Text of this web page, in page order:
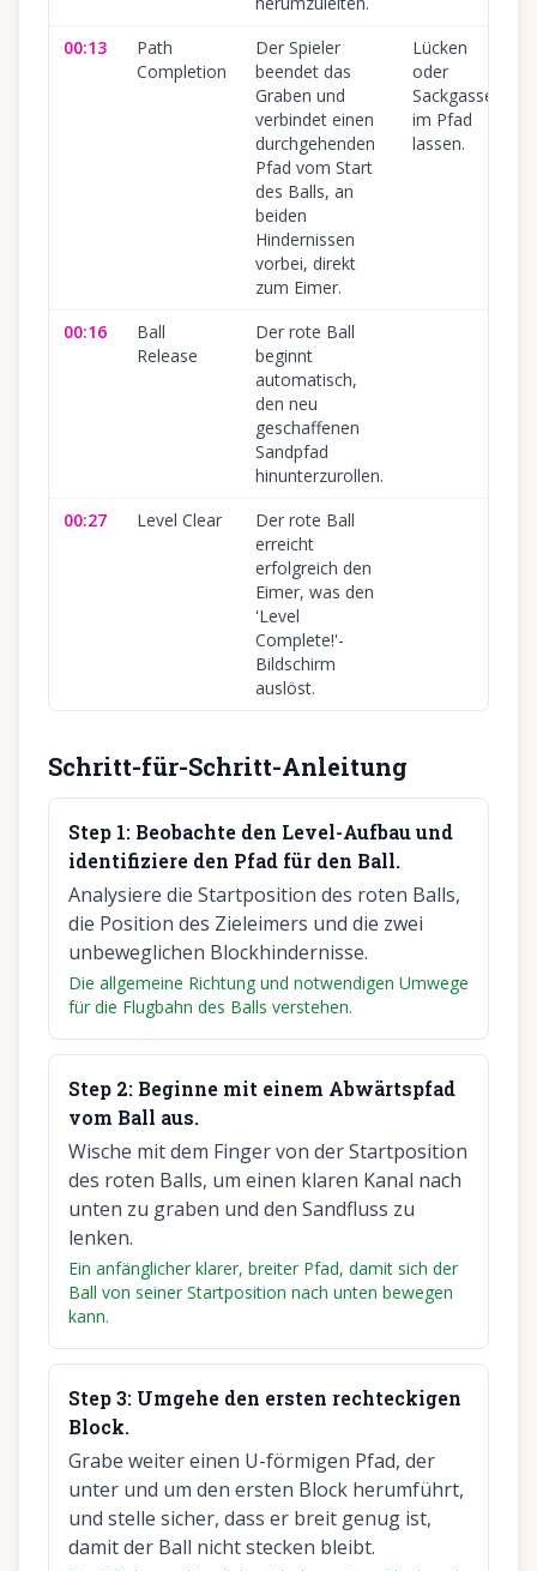
00:13
Path
Completion
Der Spieler
beendet das
Graben und
verbindet einen
durchgehenden
Pfad vom Start
des Balls, an
beiden
Hindernissen
vorbei, direkt
zum Eimer.
Lücken
oder
Sackgassen
im Pfad
lassen.
00:16
Ball
Release
Der rote Ball
beginnt
automatisch,
den neu
geschaffenen
Sandpfad
hinunterzurollen.
00:27 Level Clear
Der rote Ball
erreicht
erfolgreich den
Eimer, was den
'Level
Complete!'-
Bildschirm
auslöst.
Schritt-für-Schritt-Anleitung
Step 1: Beobachte den Level-Aufbau und
identifiziere den Pfad für den Ball.
Analysiere die Startposition des roten Balls,
die Position des Zieleimers und die zwei
unbeweglichen Blockhindernisse.
Die allgemeine Richtung und notwendigen Umwege
für die Flugbahn des Balls verstehen.
Step 2: Beginne mit einem Abwärtspfad
vom Ball aus.
Wische mit dem Finger von der Startposition
des roten Balls, um einen klaren Kanal nach
unten zu graben und den Sandfluss zu
lenken.
Ein anfänglicher klarer, breiter Pfad, damit sich der
Ball von seiner Startposition nach unten bewegen
kann.
Step3: Umgehe den ersten rechteckigen
Block.
Grabe weiter einen U-förmigen Pfad, der
unter und um den ersten Block herumführt,
und stelle sicher, dass er breit genug ist,
damit der Ball nicht stecken bleibt.